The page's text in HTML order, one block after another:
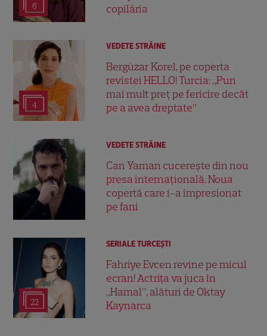
6
copilăria
4
VEDETE STRĂINE
Bergüzar Korel, pe coperta
revistei HELLO! Turcia: „Pun
mai mult preț pe fericire decât
pe a avea dreptate”
VEDETE STRĂINE
Can Yaman cucerește din nou
presa internațională. Noua
copertă care i-a impresionat
pe fani
22
SERIALE TURCEŞTI
Fahriye Evcen revine pe micul
ecran! Actrița va juca în
„Hamal”, alături de Oktay
Kaynarca